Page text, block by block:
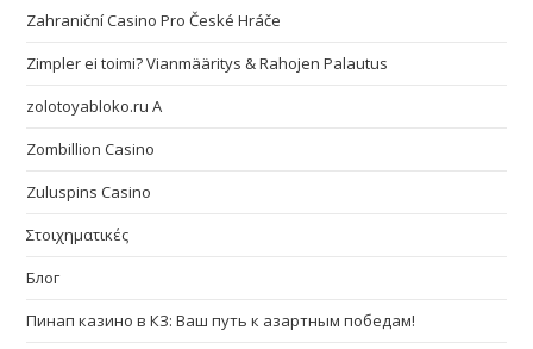
Zahraniční Casino Pro České Hráče
Zimpler ei toimi? Vianmääritys & Rahojen Palautus
zolotoyabloko.ru A
Zombillion Casino
Zuluspins Casino
Στοιχηματικές
Блог
Пинап казино в КЗ: Ваш путь к азартным победам!